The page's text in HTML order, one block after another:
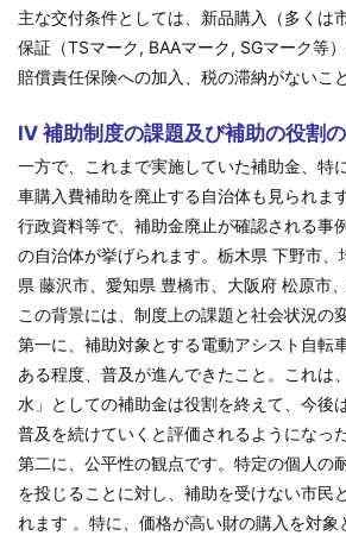
主な交付条件としては、新品購入（多くは
保証（TSマーク, BAAマーク, SGマーク等
賠償責任保険への加入、税の滞納がないこ
Ⅳ 補助制度の課題及び補助の役割
一方で、これまで実施していた補助金、特
車購入費補助を廃止する自治体も見られます
行政資料等で、補助金廃止が確認される事
の自治体が挙げられます。栃木県 下野市、
県 藤沢市、愛知県 豊橋市、大阪府 松原市
この背景には、制度上の課題と社会状況の
第一に、補助対象とする電動アシスト自転
ある程度、普及が進んできたこと。これは
水」としての補助金は役割を終えて、今後
普及を続けていくと評価されるようになっ
第二に、公平性の観点です。特定の個人の
を投じることに対し、補助を受けない市民
れます 。特に、価格が高い財の購入を対象